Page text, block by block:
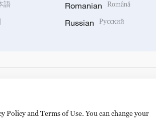
語 Romanian Română
Russian Русский
Policy and Terms of Use. You can change your